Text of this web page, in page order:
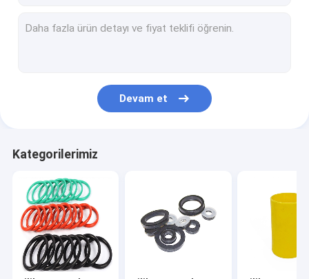
Devam et
Kategorilerimiz